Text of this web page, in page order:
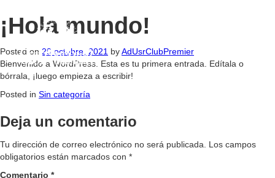
¡Hola mundo!
Posted on 29 octubre, 2021 byAdUsrClubPremier
Bienvenido a WordPress. Esta es tu primera entrada. Edítala o
bórrala, ¡luego empieza a escribir!
Posted in Sin categoría
Deja un comentario
Tu dirección de correo electrónico no será publicada.
Los campos
obligatorios están marcados con *
Comentario *